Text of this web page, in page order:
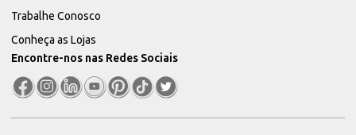
Trabalhe Conosco
Conheça as Lojas
Encontre-nos nas Redes Sociais